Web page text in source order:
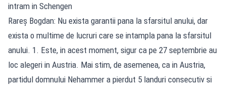
intram in Schengen
Rareș Bogdan: Nu exista garantii pana la sfarsitul anului, dar
exista o multime de lucruri care se intampla pana la sfarsitul
anului. 1. Este, in acest moment, sigur ca pe 27 septembrie au
loc alegeri in Austria. Mai stim, de asemenea, ca in Austria,
partidul domnului Nehammer a pierdut 5 landuri consecutiv si